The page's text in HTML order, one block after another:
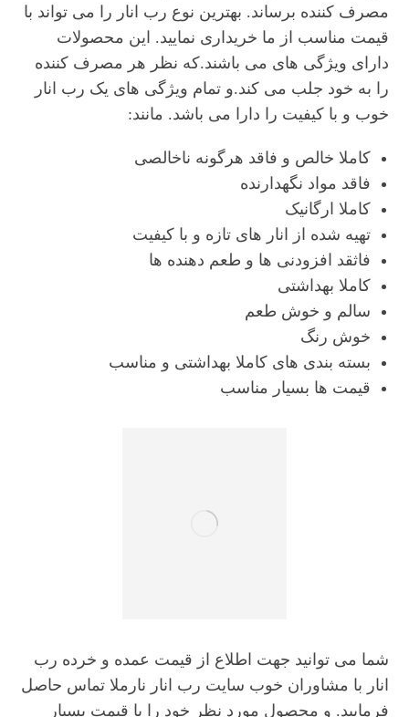
مصرف کننده برساند. بهترین نوع رب انار را می تواند با
قیمت مناسب از ما خریداری نمایید. این محصولات
دارای ویژگی های می باشند.که نظر هر مصرف کننده
را به خود جلب می کند.و تمام ویژگی های یک رب انار
خوب و با کیفیت را دارا می باشد. مانند:
کاملا خالص و فاقد هرگونه ناخالصی
فاقد مواد نگهدارنده
کاملا ارگانیک
تهیه شده از انار های تازه و با کیفیت
فاثقد افزودنی ها و طعم دهنده ها
کاملا بهداشتی
سالم و خوش طعم
خوش رنگ
بسته بندی های کاملا بهداشتی و مناسب
قیمت ها بسیار مناسب
شما می توانید جهت اطلاع از قیمت عمده و خرده رب
انار با مشاوران خوب سایت رب انار نارملا تماس حاصل
فرمایید. و محصول مورد نظر خود را با قیمت بسیار